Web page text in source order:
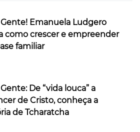
Gente! Emanuela Ludgero
como crescer e empreender
familiar
De “vida louca” a
de Cristo, conheça a
de Tcharatcha